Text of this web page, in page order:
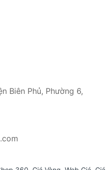
Biên Phủ, Phường 6,